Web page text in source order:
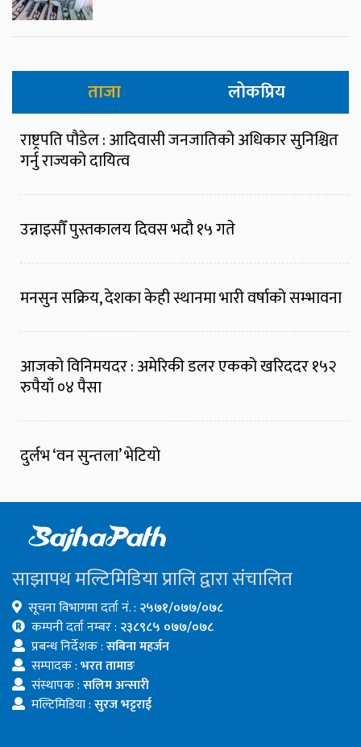
ताजा लोकप्रिय
राष्ट्रपति पौडेल : आदिवासी जनजातिको अधिकार सुनिश्चित
गर्नु राज्यको दायित्व
उन्नाइसौँ पुस्तकालय दिवस भदौ १५ गते
मनसुन सक्रिय, देशका केही स्थानमा भारी वर्षाको सम्भावना
आजको विनिमयदर : अमेरिकी डलर एकको खरिददर १५२
रुपैयाँ ०४ पैसा
दुर्लभ ‘वन सुन्तला’ भेटियो
साझापथ मल्टिमिडिया प्रालि द्वारा संचालित
सूचना विभागमा दर्ता नं. : २५७१/०७७/०७८
कम्पनी दर्ता नम्बर : २३८९८५ ०७७/०७८
प्रबन्ध निर्देशक :सबिना महर्जन
सम्पादक :भरत तामाङ
संस्थापक :सलिम अन्सारी
मल्टिमिडिया :सुरज भट्टराई